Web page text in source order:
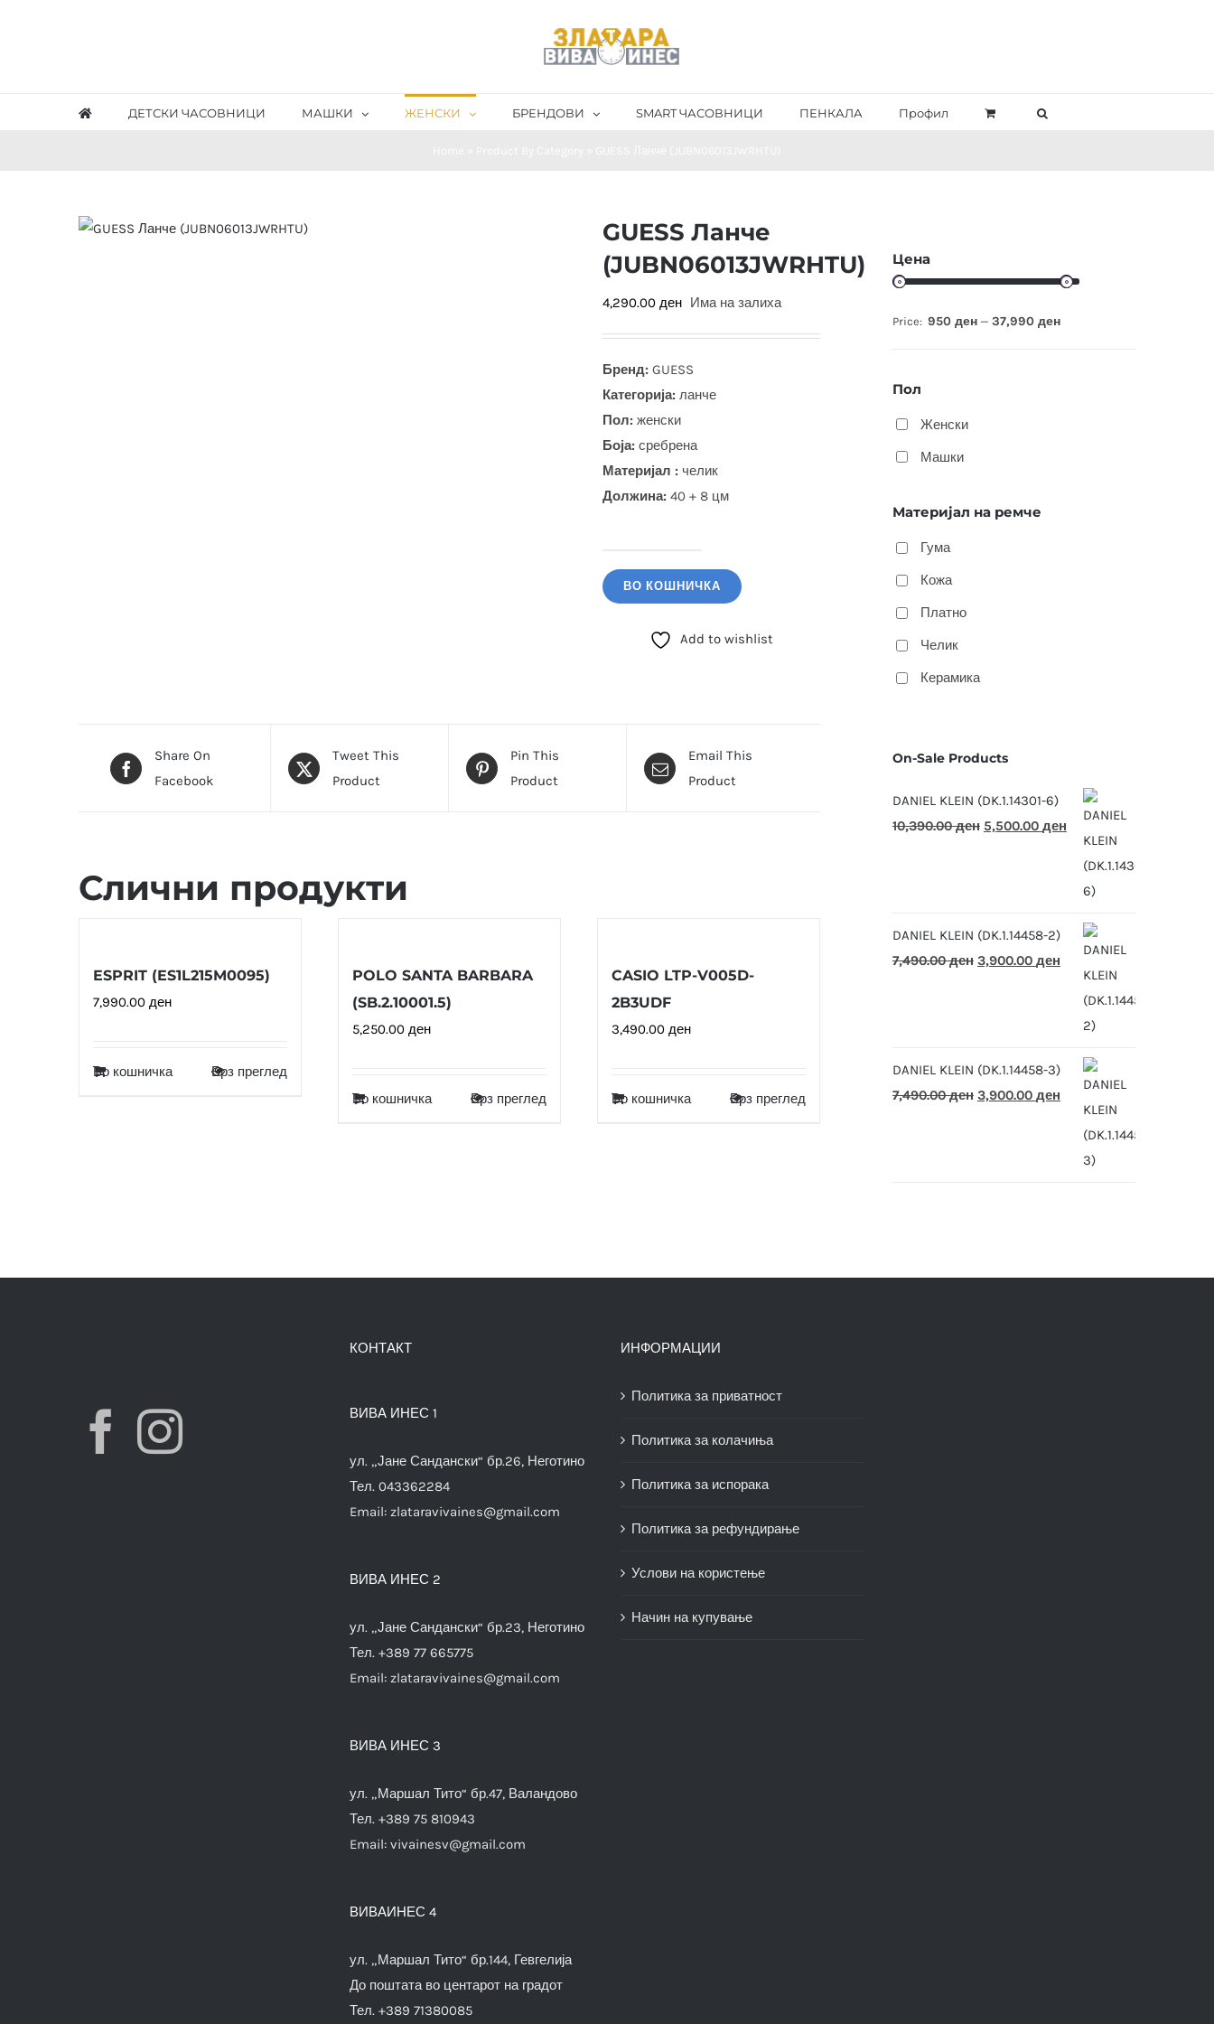
ДЕТСКИ ЧАСОВНИЦИ МАШКИ ЖЕНСКИ БРЕНДОВИ SMART ЧАСОВНИЦИ ПЕНКАЛА Профил
GUESS Ланче
(JUBN06013JWRHTU)
4,290.00 ден Има на залиха
Бренд: GUESS
Категорија: ланче
Пол: женски
Боја: сребрена
Материјал : челик
Должина: 40 + 8 цм
Ланче
количина
ВО КОШНИЧКА
Add to wishlist
Share On
Facebook
Tweet This
Product
Pin This
Product
Email This
Product
Слични продукти
ESPRIT (ES1L215M0095)
7,990.00 ден
Во кошничка Брз преглед
POLO SANTA BARBARA
(SB.2.10001.5)
5,250.00 ден
Во кошничка Брз преглед
CASIO LTP-V005D-
2B3UDF
3,490.00 ден
Во кошничка Брз преглед
Цена
Price: 950 ден— 37,990 ден
Пол
Женски
Машки
Материјал на ремче
Гума
Кожа
Платно
Челик
Керамика
On-Sale Products
DANIEL KLEIN (DK.1.14301-6)
10,390.00ден Original
5,500.00 денCurrent
price
5,500.00 ден.
DANIEL KLEIN (DK.1.14458-2)
7,490.00ден Original
3,900.00 денCurrent
price
3,900.00 ден.
DANIEL KLEIN (DK.1.14458-3)
7,490.00ден Original
3,900.00 денCurrent
price
3,900.00 ден.
КОНТАКТ
ВИВА ИНЕС 1
ул. „Јане Сандански“ бр.26, Неготино
Тел. 043362284
Email: zlataravivaines@gmail.com
ВИВА ИНЕС 2
ул. „Јане Сандански“ бр.23, Неготино
Тел. +389 77 665775
Email: zlataravivaines@gmail.com
ВИВА ИНЕС 3
ул. „Маршал Тито“ бр.47, Валандово
Тел. +389 75 810943
Email: vivainesv@gmail.com
ВИВАИНЕС 4
ул. „Маршал Тито“ бр.144, Гевгелија
До поштата во центарот на градот
Тел. +389 71380085
ИНФОРМАЦИИ
Политика за приватност
Политика за колачиња
Политика за испорака
Политика за рефундирање
Услови на користење
Начин на купување